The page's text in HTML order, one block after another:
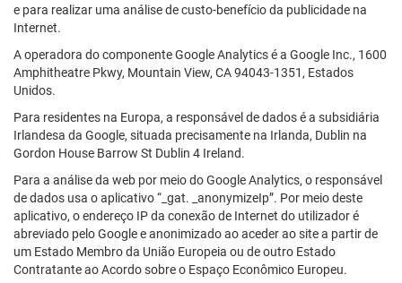
e para realizar uma análise de custo-benefício da publicidade na
Internet.
A operadora do componente Google Analytics é a Google Inc., 1600
Amphitheatre Pkwy, Mountain View, CA 94043-1351, Estados
Unidos.
Para residentes na Europa, a responsável de dados é a subsidiária
Irlandesa da Google, situada precisamente na Irlanda, Dublin na
Gordon House Barrow St Dublin 4 Ireland.
Para a análise da web por meio do Google Analytics, o responsável
de dados usa o aplicativo “_gat. _anonymizeIp”. Por meio deste
aplicativo, o endereço IP da conexão de Internet do utilizador é
abreviado pelo Google e anonimizado ao aceder ao site a partir de
um Estado Membro da União Europeia ou de outro Estado
Contratante ao Acordo sobre o Espaço Econômico Europeu.